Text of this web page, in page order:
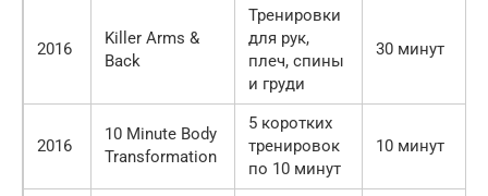
2016
Killer Arms &
Back
Тренировки
для рук,
плеч, спины
и груди
30 минут
2016
10 Minute Body
Transformation
5 коротких
тренировок
по 10 минут
10 минут